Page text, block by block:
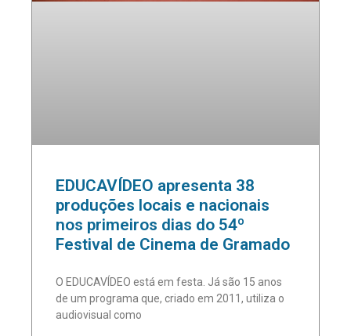
EDUCAVÍDEO apresenta 38
produções locais e nacionais
nos primeiros dias do 54º
Festival de Cinema de Gramado
O EDUCAVÍDEO está em festa. Já são 15 anos
de um programa que, criado em 2011, utiliza o
audiovisual como